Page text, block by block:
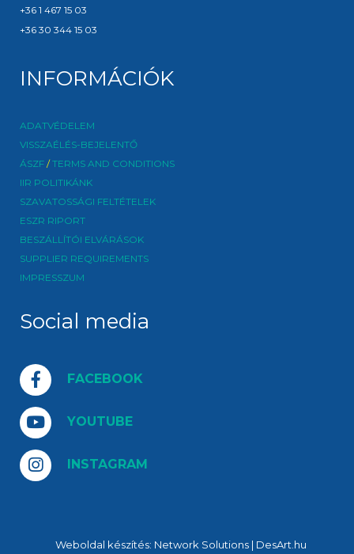
+36 1 467 15 03
+36 30 344 15 03
INFORMÁCIÓK
ADATVÉDELEM
VISSZAÉLÉS-BEJELENTŐ
ÁSZF /TERMS AND CONDITIONS
IIR POLITIKÁNK
SZAVATOSSÁGI FELTÉTELEK
ESZR RIPORT
BESZÁLLÍTÓI ELVÁRÁSOK
SUPPLIER REQUIREMENTS
IMPRESSZUM
Social media
FACEBOOK
YOUTUBE
INSTAGRAM
Weboldal készítés: Network Solutions | DesArt.hu